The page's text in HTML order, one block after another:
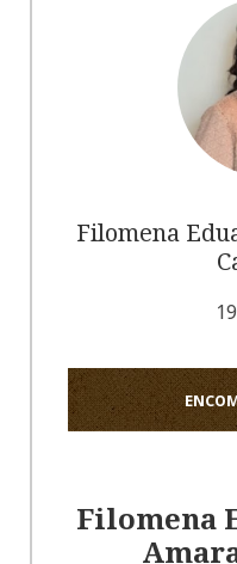
Filomena
Filomena